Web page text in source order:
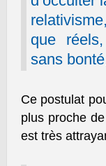
que
sans
Ce postulat
plus proche
est très